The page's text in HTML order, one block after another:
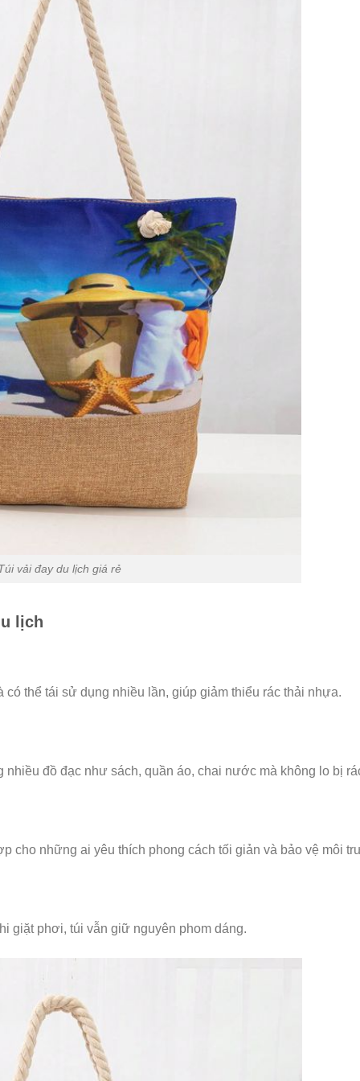
vải đay du lịch giá rẻ
lịch
thể tái sử dụng nhiều lần, giúp giảm thiểu rác thải nhựa.
đồ đạc như sách, quần áo, chai nước mà không lo bị
cho những ai yêu thích phong cách tối giản và bảo vệ môi
giặt phơi, túi vẫn giữ nguyên phom dáng.